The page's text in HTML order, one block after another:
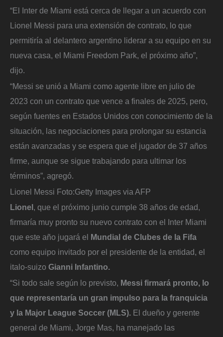
“El Inter de Miami está cerca de llegar a un acuerdo con
Lionel Messi para una extensión de contrato, lo que
permitiría al delantero argentino liderar a su equipo en su
nueva casa, el Miami Freedom Park, el próximo año”,
dijo.
“Messi se unió a Miami como agente libre en julio de
2023 con un contrato que vence a finales de 2025, pero,
según fuentes en Estados Unidos con conocimiento de la
situación, las negociaciones para prolongar su estancia
están avanzadas y se espera que el jugador de 37 años
firme, aunque se sigue trabajando para ultimar los
términos”, agregó.
Lionel Messi Foto:Getty Images via AFP
Lionel, que el próximo junio cumple 38 años de edad,
firmaría muy pronto su nuevo contrato con el Inter Miami
que este año jugará el Mundial de Clubes de la Fifa
como equipo invitado por el presidente de la entidad, el
italo-suizo Gianni Infantino.
“Si todo sale según lo previsto, Messi firmará pronto, lo
que representaría un gran impulso para la franquicia
y la Major League Soccer (MLS). El dueño y gerente
general de Miami, Jorge Mas, ha manejado las